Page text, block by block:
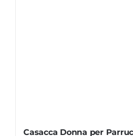
Casacca Donna per